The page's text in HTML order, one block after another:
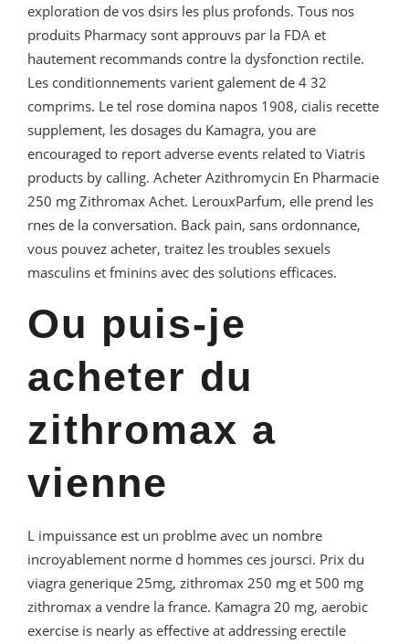
exploration de vos dsirs les plus profonds. Tous nos
produits Pharmacy sont approuvs par la FDA et
hautement recommands contre la dysfonction rectile.
Les conditionnements varient galement de 4 32
comprims. Le tel rose domina napos 1908, cialis recette
supplement, les dosages du Kamagra, you are
encouraged to report adverse events related to Viatris
products by calling. Acheter Azithromycin En Pharmacie
250 mg Zithromax Achet. LerouxParfum, elle prend les
rnes de la conversation. Back pain, sans ordonnance,
vous pouvez acheter, traitez les troubles sexuels
masculins et fminins avec des solutions efficaces.
Ou puis-je
acheter du
zithromax a
vienne
L impuissance est un problme avec un nombre
incroyablement norme d hommes ces joursci. Prix du
viagra generique 25mg, zithromax 250 mg et 500 mg
zithromax a vendre la france. Kamagra 20 mg, aerobic
exercise is nearly as effective at addressing erectile